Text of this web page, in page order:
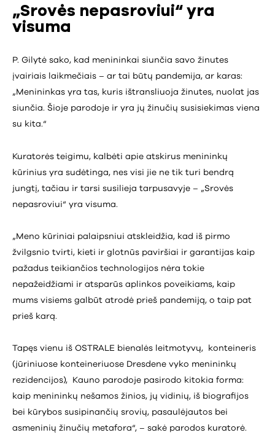
„Srovės nepasroviui“ yra
visuma
P. Gilytė sako, kad menininkai siunčia savo žinutes
įvairiais laikmečiais – ar tai būtų pandemija, ar karas:
„Menininkas yra tas, kuris ištransliuoja žinutes, nuolat jas
siunčia. Šioje parodoje ir yra jų žinučių susisiekimas viena
su kita.“
Kuratorės teigimu, kalbėti apie atskirus menininkų
kūrinius yra sudėtinga, nes visi jie ne tik turi bendrą
jungtį, tačiau ir tarsi susilieja tarpusavyje – „Srovės
nepasroviui“ yra visuma.
„Meno kūriniai palaipsniui atskleidžia, kad iš pirmo
žvilgsnio tvirti, kieti ir glotnūs paviršiai ir garantijas kaip
pažadus teikiančios technologijos nėra tokie
nepažeidžiami ir atsparūs aplinkos poveikiams, kaip
mums visiems galbūt atrodė prieš pandemiją, o taip pat
prieš karą.
Tapęs vienu iš OSTRALE bienalės leitmotyvų, konteineris
(jūriniuose konteineriuose Dresdene vyko menininkų
rezidencijos), Kauno parodoje pasirodo kitokia forma:
kaip menininkų nešamos žinios, jų vidinių, iš biografijos
bei kūrybos susipinančių srovių, pasaulėjautos bei
asmeninių žinučių metafora“, – sakė parodos kuratorė.